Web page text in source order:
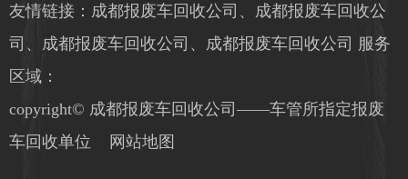
友情链接：成都报废车回收公司、成都报废车回收公
司、成都报废车回收公司、成都报废车回收公司
服务
区域：
copyright© 成都报废车回收公司——车管所指定报废
车回收单位
网站地图